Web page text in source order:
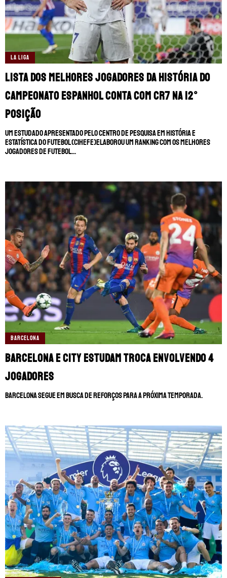
LA LIGA
Lista dos melhores jogadores da história do
campeonato espanhol conta com CR7 na 12°
posição
Um estudado apresentado pelo Centro de Pesquisa em História e
Estatística do Futebol (CIHEFE)elaborou um ranking com os melhores
jogadores de futebol...
BARCELONA
Barcelona e City estudam troca envolvendo 4
jogadores
Barcelona segue em busca de reforços para a próxima temporada.